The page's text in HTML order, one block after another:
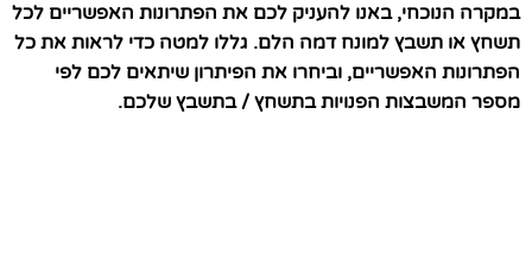
במקרה הנוכחי, באנו להעניק לכם את הפתרונות האפשריים לכל
תשחץ או תשבץ למונח דמה הלם. גללו למטה כדי לראות את כל
הפתרונות האפשריים, וביחרו את הפיתרון שיתאים לכם לפי
מספר המשבצות הפנויות בתשחץ / בתשבץ שלכם.